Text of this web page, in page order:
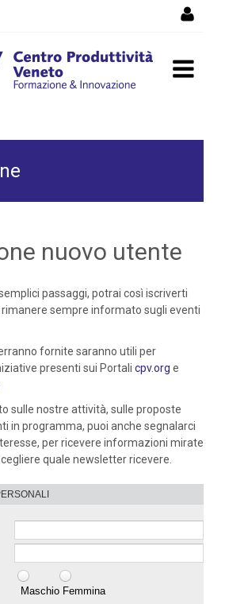
nuovo utente
passaggi, potrai così iscriverti
sempre informato sugli eventi
fornite saranno utili per
presenti sui Portali cpv.org e
sulle nostre attività, sulle proposte
in programma, puoi anche segnalarci
per ricevere informazioni mirate
quale newsletter ricevere.